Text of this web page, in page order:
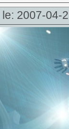
le: 2007-04-